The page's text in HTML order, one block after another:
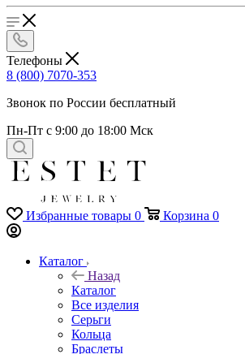
Телефоны
8 (800) 7070-353
Звонок по России бесплатный
Пн-Пт с 9:00 до 18:00 Мск
Избранные товары 0 Корзина 0
Каталог
Назад
Каталог
Все изделия
Серьги
Кольца
Браслеты